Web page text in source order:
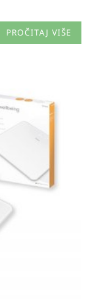
PROČITAJ VIŠE